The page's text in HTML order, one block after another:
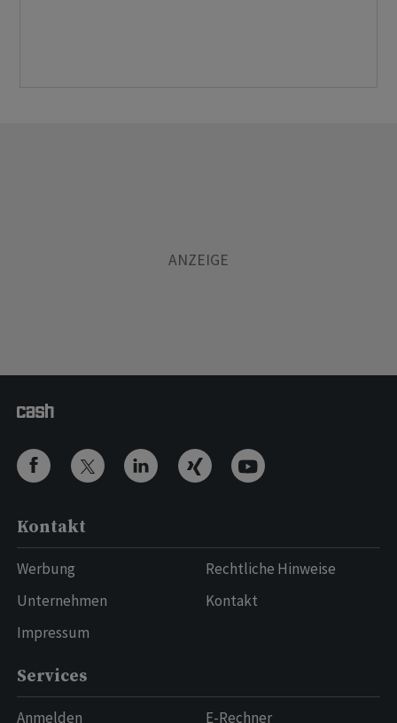
Kontakt
Werbung
Unternehmen
Impressum
Rechtliche Hinweise
Kontakt
Services
Anmelden
E-Rechner